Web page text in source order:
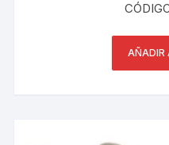
AÑADIR